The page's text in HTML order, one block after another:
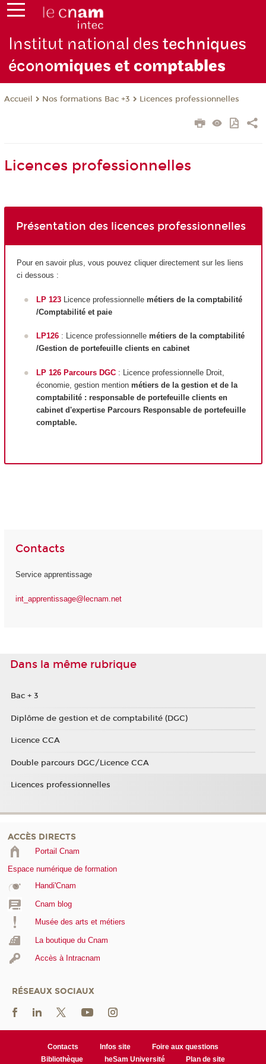
Institut national destechniques
économiques et comptables
Accueil Nos formations Bac +3 Licences professionnelles
Licences professionnelles
Présentation des licences professionnelles
Pour en savoir plus, vous pouvez cliquer directement sur les liens
ci dessous :
LP 123Licence professionnelle métiers de la comptabilité
/Comptabilité et paie
LP126: Licence professionnelle métiers de la comptabilité
/Gestion de portefeuille clients en cabinet
LP 126 Parcours DGC: Licence professionnelle Droit,
économie, gestion mention métiers de la gestion et de la
comptabilité : responsable de portefeuille clients en
cabinet d'expertise Parcours Responsable de portefeuille
comptable.
Contacts
Service apprentissage
int_apprentissage@lecnam.net
Dans la même rubrique
Bac + 3
Diplôme de gestion et de comptabilité (DGC)
Licence CCA
Double parcours DGC/Licence CCA
Licences professionnelles
ACCÈS DIRECTS
Portail Cnam
Espace numérique de formation
Handi'Cnam
Cnam blog
Musée des arts et métiers
La boutique du Cnam
Accès à Intracnam
RÉSEAUX SOCIAUX
Contacts Infos site
Foire aux questions
Bibliothèque
heSam Université Plan de site